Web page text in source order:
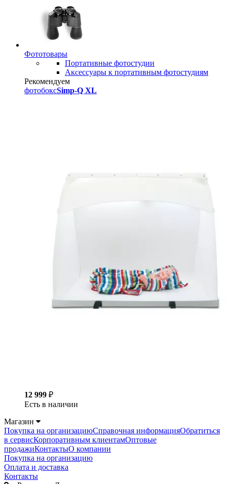
Фототовары
Портативные фотостудии
Аксессуары к портативным фотостудиям
Рекомендуем
фотобоксSimp-Q XL
12 999 ₽
Есть в наличии
Магазин
Покупка на организациюСправочная информацияОбратиться
в сервисКорпоративным клиентамОптовые
продажиКонтактыО компании
Покупка на организацию
Оплата и доставка
Контакты